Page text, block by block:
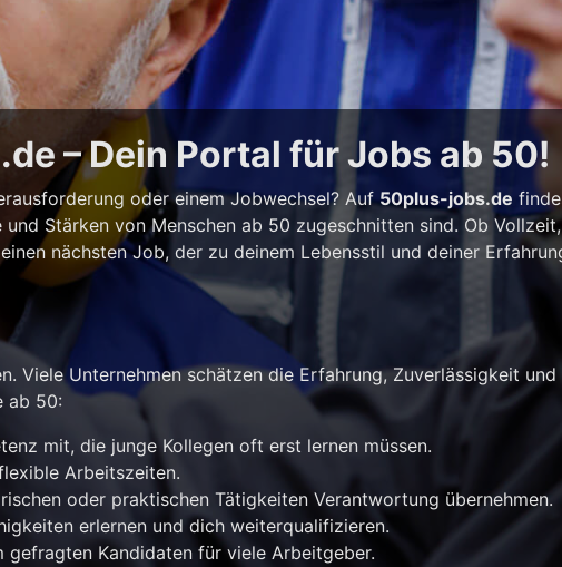
– Dein Portal für Jobs ab 50!
oder einem Jobwechsel? Auf50plus-jobs.de
Stärken von Menschen ab 50 zugeschnitten sind. Ob Vollzeit,
nächsten Job, der zu deinem Lebensstil und deiner
Unternehmen schätzen die Erfahrung, Zuverlässigkeit und
ab 50:
mit, die junge Kollegen oft erst lernen müssen.
Arbeitszeiten.
oder praktischen Tätigkeiten Verantwortung übernehmen.
erlernen und dich weiterqualifizieren.
Kandidaten für viele Arbeitgeber.